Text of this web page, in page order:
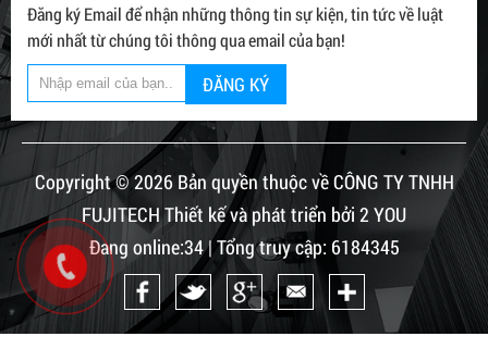
Đăng ký Email để nhận những thông tin sự kiện, tin tức về luật
mới nhất từ chúng tôi thông qua email của bạn!
ĐĂNG KÝ
Copyright © 2026 Bản quyền thuộc về CÔNG TY TNHH
FUJITECH Thiết kế và phát triển bởi 2 YOU
Đang online:34 | Tổng truy cập: 6184345